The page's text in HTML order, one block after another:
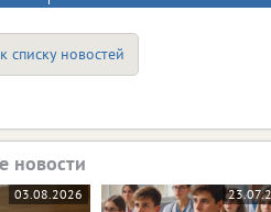
списку новостей
новости
03.08.2026